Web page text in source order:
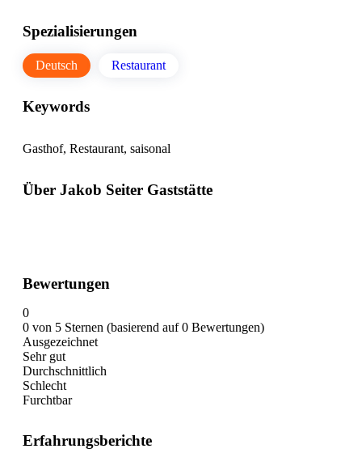
Spezialisierungen
Deutsch Restaurant
Keywords
Gasthof, Restaurant, saisonal
Über Jakob Seiter Gaststätte
Bewertungen
0
0 von 5 Sternen (basierend auf 0 Bewertungen)
Ausgezeichnet
Sehr gut
Durchschnittlich
Schlecht
Furchtbar
Erfahrungsberichte